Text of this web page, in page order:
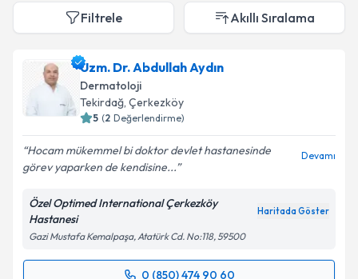
Filtrele Akıllı Sıralama
Uzm. Dr. Abdullah Aydın
Dermatoloji
Tekirdağ, Çerkezköy
5 (2 Değerlendirme)
Hocam mükemmel bi doktor devlet hastanesinde
görev yaparken de kendisine...
Devamı
Özel Optimed International Çerkezköy
Hastanesi
Haritada Göster
Gazi Mustafa Kemalpaşa, Atatürk Cd. No:118, 59500
0 (850) 474 90 60